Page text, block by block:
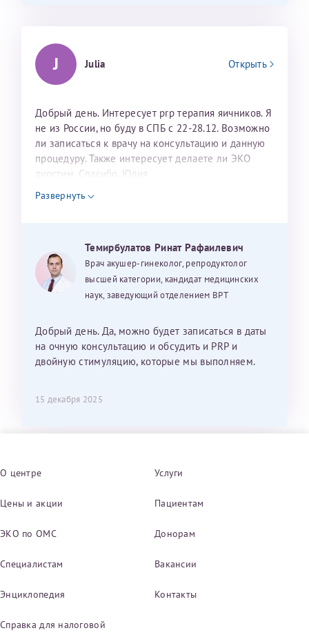
J Julia Открыть
Добрый день. Интересует prp терапия яичников. Я
не из России, но буду в СПБ с 22-28.12. Возможно
ли записаться к врачу на консультацию и данную
процедуру. Также интересует делаете ли ЭКО
дуостим. Спасибо. Юлия
Развернуть
Темирбулатов Ринат Рафаилевич
Врач акушер-гинеколог, репродуктолог
высшей категории, кандидат медицинских
наук, заведующий отделением ВРТ
Добрый день. Да, можно будет записаться в даты
на очную консультацию и обсудить и PRP и
двойную стимуляцию, которые мы выполняем.
15 декабря 2025
О центре Услуги
Цены и акции Пациентам
ЭКО по ОМС Донорам
Специалистам Вакансии
Энциклопедия Контакты
Справка для налоговой